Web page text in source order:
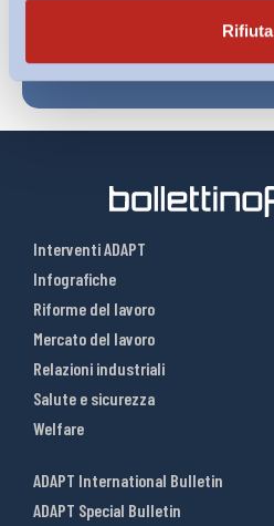
Rifiuta
Interventi ADAPT
Infografiche
Riforme del lavoro
Mercato del lavoro
Relazioni industriali
Salute e sicurezza
Welfare
ADAPT International Bulletin
ADAPT Special Bulletin